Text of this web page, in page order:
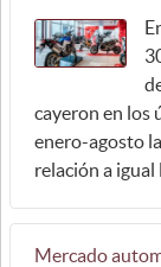
cayeron en los
enero-agosto
relación a igual
Mercado